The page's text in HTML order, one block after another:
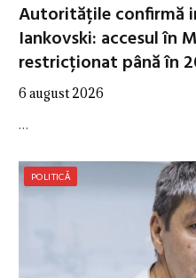
Autoritățile confirmă
Iankovski: accesul în
restricționat până în
6 august 2026
…
POLITICĂ